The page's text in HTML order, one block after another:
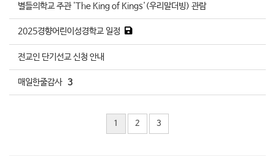
별들의학교 주관 'The King of Kings'(우리말더빙) 관람
2025경향어린이성경학교 일정
전교인 단기선교 신청 안내
매일한줄감사 3
1 2 3